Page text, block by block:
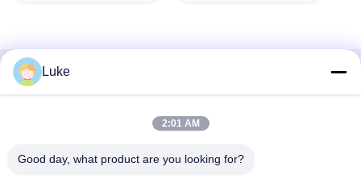
Snel contact
Park, Shunde District, Foshan 528000, Guangdong
Luke
2:01 AM
Good day, what product are you looking for?